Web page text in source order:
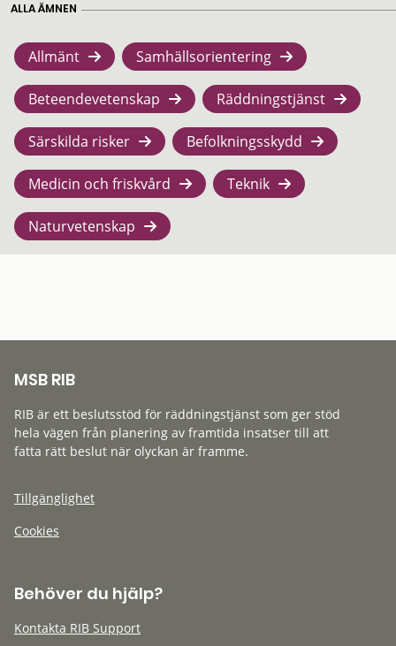
ALLA ÄMNEN
Allmänt Samhällsorientering
Beteendevetenskap Räddningstjänst
Särskilda risker Befolkningsskydd
Medicin och friskvård Teknik
Naturvetenskap
MSB RIB
RIB är ett beslutsstöd för räddningstjänst som ger stöd
hela vägen från planering av framtida insatser till att
fatta rätt beslut när olyckan är framme.
Tillgänglighet
Cookies
Behöver du hjälp?
Kontakta RIB Support